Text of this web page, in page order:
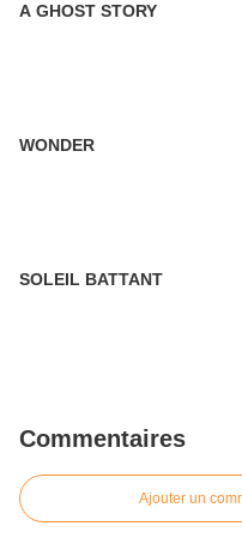
A GHOST STORY
WONDER
SOLEIL BATTANT
Commentaires
Ajouter un